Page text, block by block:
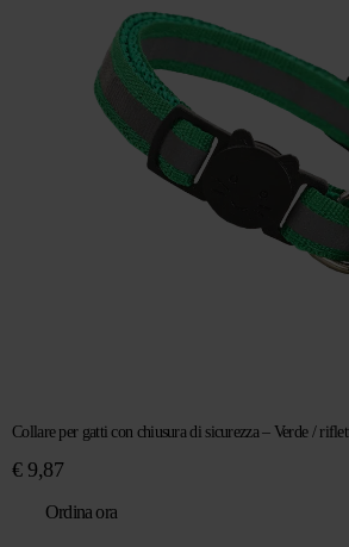
Collare per gatti con chiusura di sicurezza – Verde /
€9,87
Ordina ora